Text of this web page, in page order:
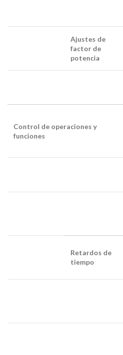
Ajustes de
factor de
potencia
Control de operaciones y
funciones
Retardos de
tiempo